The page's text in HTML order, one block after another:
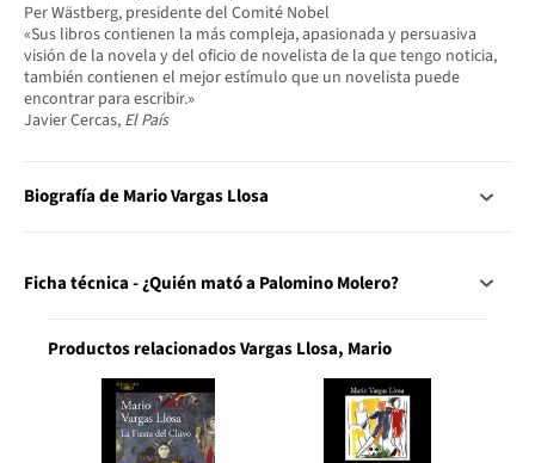
Per Wästberg, presidente del Comité Nobel
«Sus libros contienen la más compleja, apasionada y persuasiva
visión de la novela y del oficio de novelista de la que tengo noticia,
también contienen el mejor estímulo que un novelista puede
encontrar para escribir.»
Javier Cercas, El País
Biografía de Mario Vargas Llosa
Ficha técnica - ¿Quién mató a Palomino Molero?
Productos relacionados Vargas Llosa, Mario